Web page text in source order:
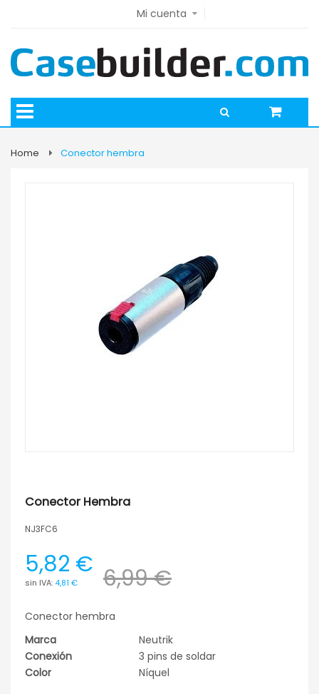
Mi cuenta
Home Conector hembra
Conector Hembra
NJ3FC6
5,82 €
4,81 € 6,99 €
Conector hembra
Marca
Neutrik
Conexión
3 pins de soldar
Color
Níquel